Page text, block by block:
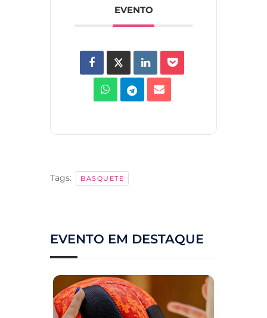
EVENTO
Tags: BASQUETE
EVENTO EM DESTAQUE